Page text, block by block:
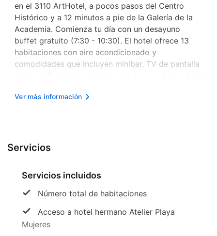
en el 3110 ArtHotel, a pocos pasos del Centro
Histórico y a 12 minutos a pie de la Galería de la
Academia. Comienza tu día con un desayuno
buffet gratuito (7:30 - 10:30). El hotel ofrece 13
habitaciones con aire acondicionado y
comodidades que incluyen minibar, TV de pantalla
disposición escritorios, hervidores eléctricos,
Ver más información
Servicios
Servicios incluidos
Número total de habitaciones
Acceso a hotel hermano Atelier Playa
Mujeres